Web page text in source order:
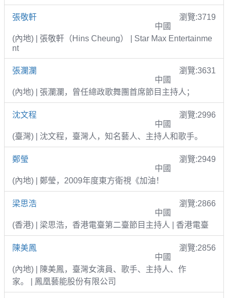
張敬軒
瀏覽:3719
中國
(內地) | 張敬軒（Hins Cheung） | Star Max Entertainme
nt
張瀾瀾
瀏覽:3631
中國
(內地) | 張瀾瀾，曾任總政歌舞團首席節目主持人；
沈文程
瀏覽:2996
中國
(臺灣) | 沈文程，臺灣人，知名藝人、主持人和歌手。
鄭瑩
瀏覽:2949
中國
(內地) | 鄭瑩，2009年度東方衛視《加油！
梁思浩
瀏覽:2866
中國
(香港) | 梁思浩，香港電臺第二臺節目主持人 | 香港電臺
陳美鳳
瀏覽:2856
中國
(內地) | 陳美鳳，臺灣女演員、歌手、主持人、作
家。 | 鳳凰藝能股份有限公司